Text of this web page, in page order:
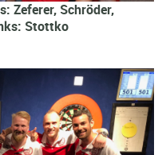
Zeferer, Schröder,
Stottko